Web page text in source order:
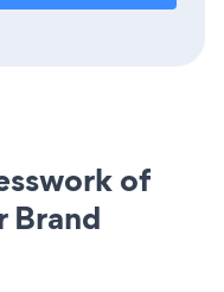
of
Brand